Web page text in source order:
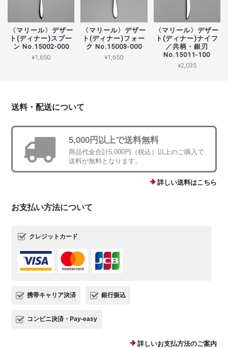
〈マリール〉デザー
ト(ディナー)スプー
ン No.15002-000
¥1,650
〈マリール〉デザー
ト(ディナー)フォー
ク No.15003-000
¥1,650
〈マリール〉デザー
ト(ディナー)ナイフ
／共柄・銀刃
No.15011-100
¥2,035
送料・配送について
5,000円以上で送料無料
商品代金合計5,000円（税込）以上のご購入で
送料が無料となります。
詳しい送料はこちら
お支払い方法について
クレジットカード
携帯キャリア決済 銀行振込
コンビニ決済・Pay-easy
詳しいお支払方法のご案内